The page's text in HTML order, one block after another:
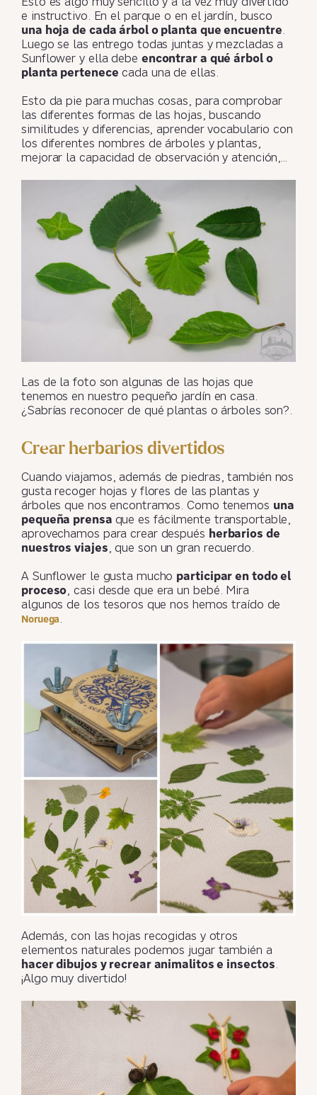
Esto es algo muy sencillo y a la vez muy divertido
e instructivo. En el parque o en el jardín, busco
una hoja de cada árbol o planta que encuentre.
Luego se las entrego todas juntas y mezcladas a
Sunflower y ella debe encontrar a qué árbol o
planta pertenece cada una de ellas.
Esto da pie para muchas cosas, para comprobar
las diferentes formas de las hojas, buscando
similitudes y diferencias, aprender vocabulario con
los diferentes nombres de árboles y plantas,
mejorar la capacidad de observación y atención,…
Las de la foto son algunas de las hojas que
tenemos en nuestro pequeño jardín en casa.
¿Sabrías reconocer de qué plantas o árboles son?.
Crear herbarios divertidos
Cuando viajamos, además de piedras, también nos
gusta recoger hojas y flores de las plantas y
árboles que nos encontramos. Como tenemos una
pequeña prensa que es fácilmente transportable,
aprovechamos para crear después herbarios de
nuestros viajes, que son un gran recuerdo.
A Sunflower le gusta mucho participar en todo el
proceso, casi desde que era un bebé. Mira
algunos de los tesoros que nos hemos traído de
Noruega.
Además, con las hojas recogidas y otros
elementos naturales podemos jugar también a
hacer dibujos y recrear animalitos e insectos.
¡Algo muy divertido!